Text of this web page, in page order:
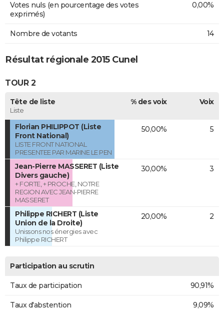
Votes nuls (en pourcentage des votes
exprimés)
0,00%
Nombre de votants 14
Résultat régionale 2015 Cunel
TOUR 2
Tête de liste
Liste
% des voix Voix
Florian PHILIPPOT (Liste
Front National)
LISTE FRONT NATIONAL
PRESENTEE PAR MARINE LE PEN
50,00% 5
Jean-Pierre MASSERET (Liste
Divers gauche)
+ FORTE, + PROCHE, NOTRE
REGION AVEC JEAN-PIERRE
MASSERET
30,00% 3
Philippe RICHERT (Liste
Union de la Droite)
Unissons nos énergies avec
Philippe RICHERT
20,00% 2
Participation au scrutin
Taux de participation 90,91%
Taux d'abstention 9,09%